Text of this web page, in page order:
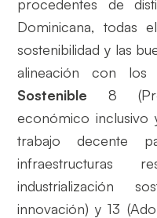
procedentes de
Dominicana, todas
sostenibilidad y las
alineación con los
Sostenible 8
económico inclusivo
trabajo decente
infraestructuras
industrialización
innovación) y 13